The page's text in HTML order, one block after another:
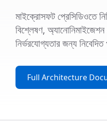
মাইক্রোসফট প্রেসিডিওতে
বিশ্লেষণ, অ্যানোনিমাইজেশন
নির্ভরযোগ্যতার জন্য
Full Architecture